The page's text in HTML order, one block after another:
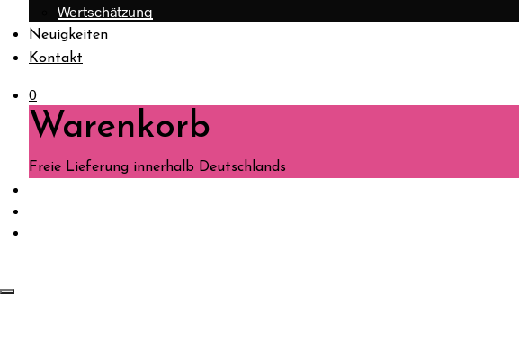
Wertschätzung
Neuigkeiten
Kontakt
0
Warenkorb
Freie Lieferung innerhalb Deutschlands